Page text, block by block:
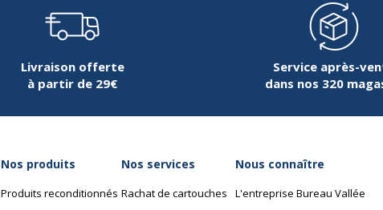
Livraison offerte
à partir de 29€
Service après-
dans nos 320
Nos produits
Produits reconditionnés
Nos services
Rachat de cartouches
Nous connaître
L'entreprise Bureau Vallée